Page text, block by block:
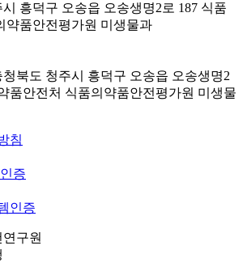
흥덕구 오송읍 오송생명2로 187 식품
약품안전평가원 미생물과
청북도 청주시 흥덕구 오송읍 오송생명2
품안전처 식품의약품안전평가원 미생물
침
증
인증
구원